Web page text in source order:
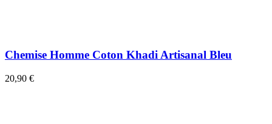
Chemise Homme Coton Khadi Artisanal Bleu
20,90 €